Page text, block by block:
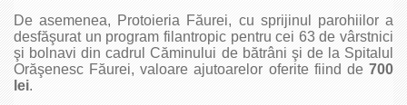
De asemenea, Protoieria Făurei, cu sprijinul parohiilor a
desfăşurat un program filantropic pentru cei 63 de vârstnici
şi bolnavi din cadrul Căminului de bătrâni şi de la Spitalul
Orăşenesc Făurei, valoare ajutoarelor oferite fiind de 700
lei.